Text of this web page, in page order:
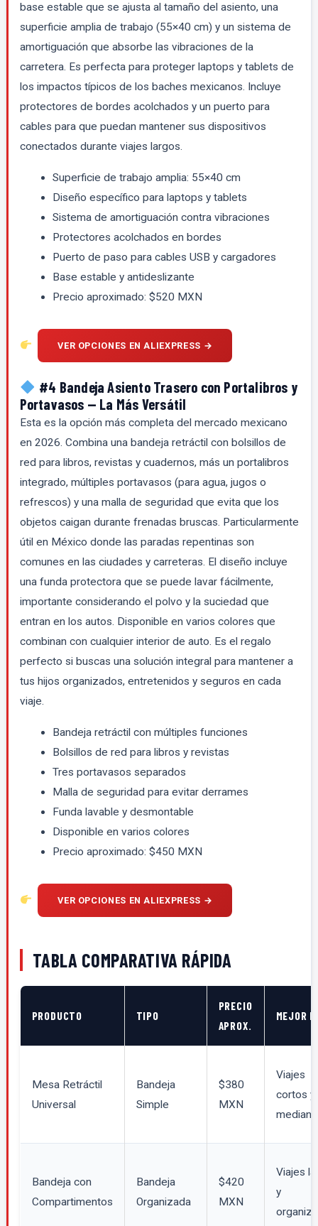
base estable que se ajusta al tamaño del asiento, una
superficie amplia de trabajo (55×40 cm) y un sistema de
amortiguación que absorbe las vibraciones de la
carretera. Es perfecta para proteger laptops y tablets de
los impactos típicos de los baches mexicanos. Incluye
protectores de bordes acolchados y un puerto para
cables para que puedan mantener sus dispositivos
conectados durante viajes largos.
Superficie de trabajo amplia: 55×40 cm
Diseño específico para laptops y tablets
Sistema de amortiguación contra vibraciones
Protectores acolchados en bordes
Puerto de paso para cables USB y cargadores
Base estable y antideslizante
Precio aproximado: $520 MXN
VER OPCIONES EN ALIEXPRESS →
#4 Bandeja Asiento Trasero con Portalibros y
Portavasos — La Más Versátil
Esta es la opción más completa del mercado mexicano
en 2026. Combina una bandeja retráctil con bolsillos de
red para libros, revistas y cuadernos, más un portalibros
integrado, múltiples portavasos (para agua, jugos o
refrescos) y una malla de seguridad que evita que los
objetos caigan durante frenadas bruscas. Particularmente
útil en México donde las paradas repentinas son
comunes en las ciudades y carreteras. El diseño incluye
una funda protectora que se puede lavar fácilmente,
importante considerando el polvo y la suciedad que
entran en los autos. Disponible en varios colores que
combinan con cualquier interior de auto. Es el regalo
perfecto si buscas una solución integral para mantener a
tus hijos organizados, entretenidos y seguros en cada
viaje.
Bandeja retráctil con múltiples funciones
Bolsillos de red para libros y revistas
Tres portavasos separados
Malla de seguridad para evitar derrames
Funda lavable y desmontable
Disponible en varios colores
Precio aproximado: $450 MXN
VER OPCIONES EN ALIEXPRESS →
TABLA COMPARATIVA RÁPIDA
PRODUCTO TIPO
PRECIO
APROX.
MEJOR
Mesa Retráctil
Universal
Bandeja
Simple
$380
MXN
Viajes
cortos y
Bandeja con
Compartimentos
Bandeja
Organizada
$420
MXN
Viajes
y